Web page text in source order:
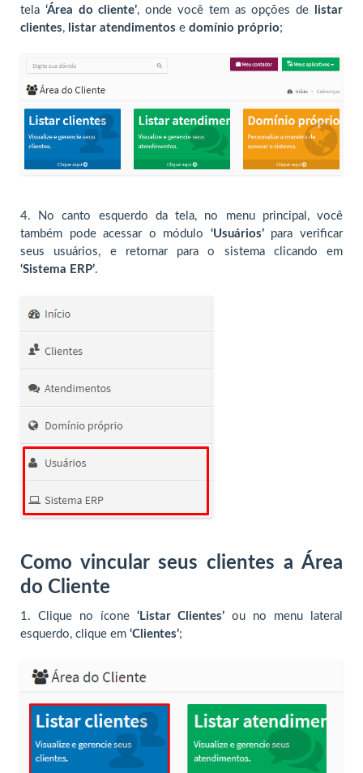
tela ‘Área do cliente’, onde você tem as opções de
listar
clientes, listar atendimentos e domínio próprio;
4.
No canto esquerdo da tela, no menu principal, você
também pode acessar o módulo ‘Usuários’para verificar
seus usuários, e retornar para o sistema clicando em
‘Sistema ERP’.
Como vincular seus clientes a Área
do Cliente
1. Clique no ícone ‘Listar Clientes’ ou no menu lateral
esquerdo, clique em ‘Clientes’;